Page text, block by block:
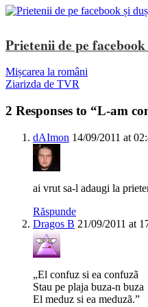
Prietenii de pe
Mișcarea la români
Ziarizda de TVR
2 Responses to “L-am
dAImon 14/09/2011 at
ai vrut sa-l adaugi la
Răspunde
Dragos B 21/09/2011 at
„El confuz si ea confuzã
Stau pe plaja buza-n buza
El meduz si ea meduzã.”